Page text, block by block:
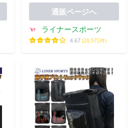
通販ページへ
ライナースポーツ
4.67 (20,572件)